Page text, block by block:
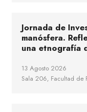
Jornada de
manósfera.
una etnografía
13 Agosto 2026
Sala 206, Facultad de